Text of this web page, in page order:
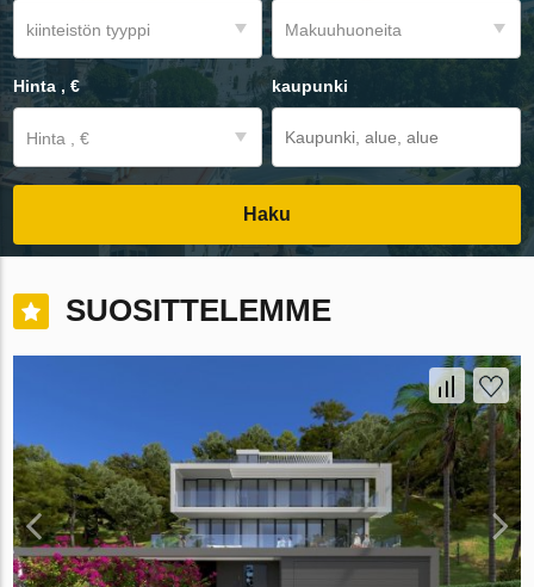
kiinteistön tyyppi Makuuhuoneita
Hinta , €
Hinta , €
kaupunki
Haku
SUOSITTELEMME